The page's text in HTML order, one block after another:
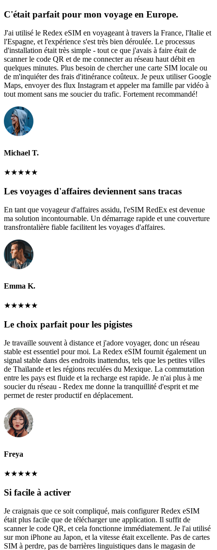
C'était parfait pour mon voyage en Europe.
J'ai utilisé le Redex eSIM en voyageant à travers la France, l'Italie et
l'Espagne, et l'expérience s'est très bien déroulée. Le processus
d'installation était très simple - tout ce que j'avais à faire était de
scanner le code QR et de me connecter au réseau haut débit en
quelques minutes. Plus besoin de chercher une carte SIM locale ou
de m'inquiéter des frais d'itinérance coûteux. Je peux utiliser Google
Maps, envoyer des flux Instagram et appeler ma famille par vidéo à
tout moment sans me soucier du trafic. Fortement recommandé!
Michael T.
★★★★★
Les voyages d'affaires deviennent sans tracas
En tant que voyageur d'affaires assidu, l'eSIM RedEx est devenue
ma solution incontournable. Un démarrage rapide et une couverture
transfrontalière fiable facilitent les voyages d'affaires.
Emma K.
★★★★★
Le choix parfait pour les pigistes
Je travaille souvent à distance et j'adore voyager, donc un réseau
stable est essentiel pour moi. La Redex eSIM fournit également un
signal stable dans des endroits inattendus, tels que les petites villes
de Thaïlande et les régions reculées du Mexique. La commutation
entre les pays est fluide et la recharge est rapide. Je n'ai plus à me
soucier du réseau - Redex me donne la tranquillité d'esprit et me
permet de rester productif en déplacement.
Freya
★★★★★
Si facile à activer
Je craignais que ce soit compliqué, mais configurer Redex eSIM
était plus facile que de télécharger une application. Il suffit de
scanner le code QR, et cela fonctionne immédiatement. Je l'ai utilisé
sur mon iPhone au Japon, et la vitesse était excellente. Pas de cartes
SIM à perdre, pas de barrières linguistiques dans le magasin de